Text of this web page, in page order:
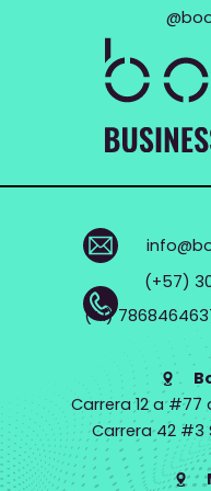
o
v
i
T
l
(+57)
(+1)
Carrera 12 a
Carrera 42 #3